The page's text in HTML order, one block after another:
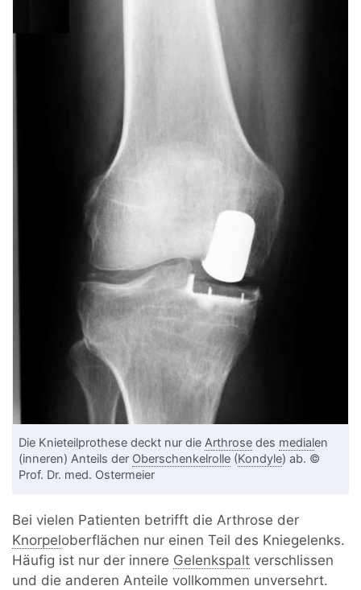
Die Knieteilprothese deckt nur dieArthrose des medialen
(inneren) Anteils der Oberschenkelrolle (Kondyle) ab. ©
Prof. Dr. med. Ostermeier
Bei vielen Patienten betrifft die Arthrose der
Knorpeloberflächen nur einen Teil des Kniegelenks.
Häufig ist nur der innere Gelenkspalt verschlissen
und die anderen Anteile vollkommen unversehrt.